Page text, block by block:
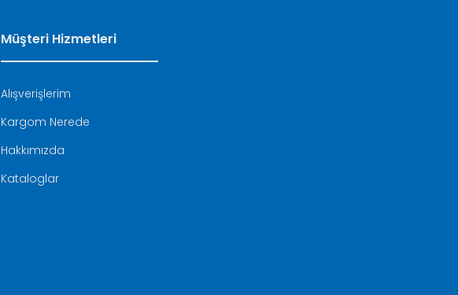
Müşteri Hizmetleri
Alışverişlerim
Kargom Nerede
Hakkımızda
Kataloglar